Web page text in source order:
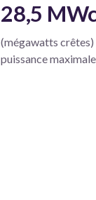
28,5
(mégawatts crêtes)
puissance maximale